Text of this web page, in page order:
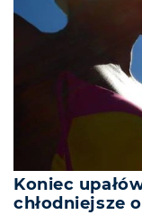
Koniec
chłodniejsze